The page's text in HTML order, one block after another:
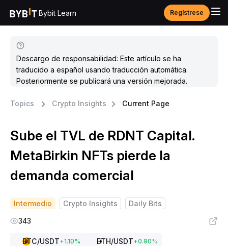
Bybit Learn Regístrese
Descargo de responsabilidad: Este artículo se ha
traducido a español usando traducción automática.
Posteriormente se publicará una versión mejorada.
Topics Crypto Insights Current Page
Sube el TVL de RDNT Capital.
MetaBirkin NFTs pierde la
demanda comercial
Intermedio Crypto Insights
Daily Bits
343
BTC/USDT+1.10% ETH/USDT+0.90%